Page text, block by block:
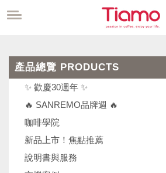
產品總覽 PRODUCTS
✨ 歡慶30週年 ✨
🔥 SANREMO品牌週 🔥
咖啡學院
新品上市！焦點推薦
說明書與服務